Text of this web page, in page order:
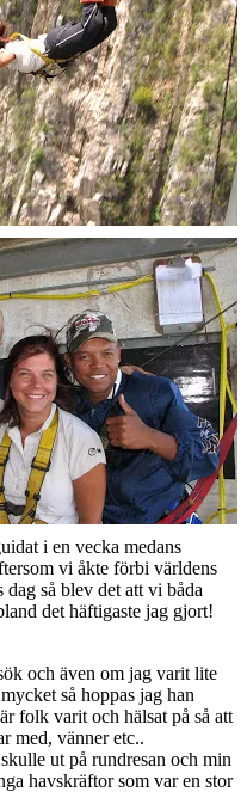
i en vecka medans
vi åkte förbi världens
dag så blev det att vi båda
det häftigaste jag gjort!
och även om jag varit lite
så hoppas jag han
folk varit och hälsat på så att
med, vänner etc..
ut på rundresan och min
havskräftor som var en stor